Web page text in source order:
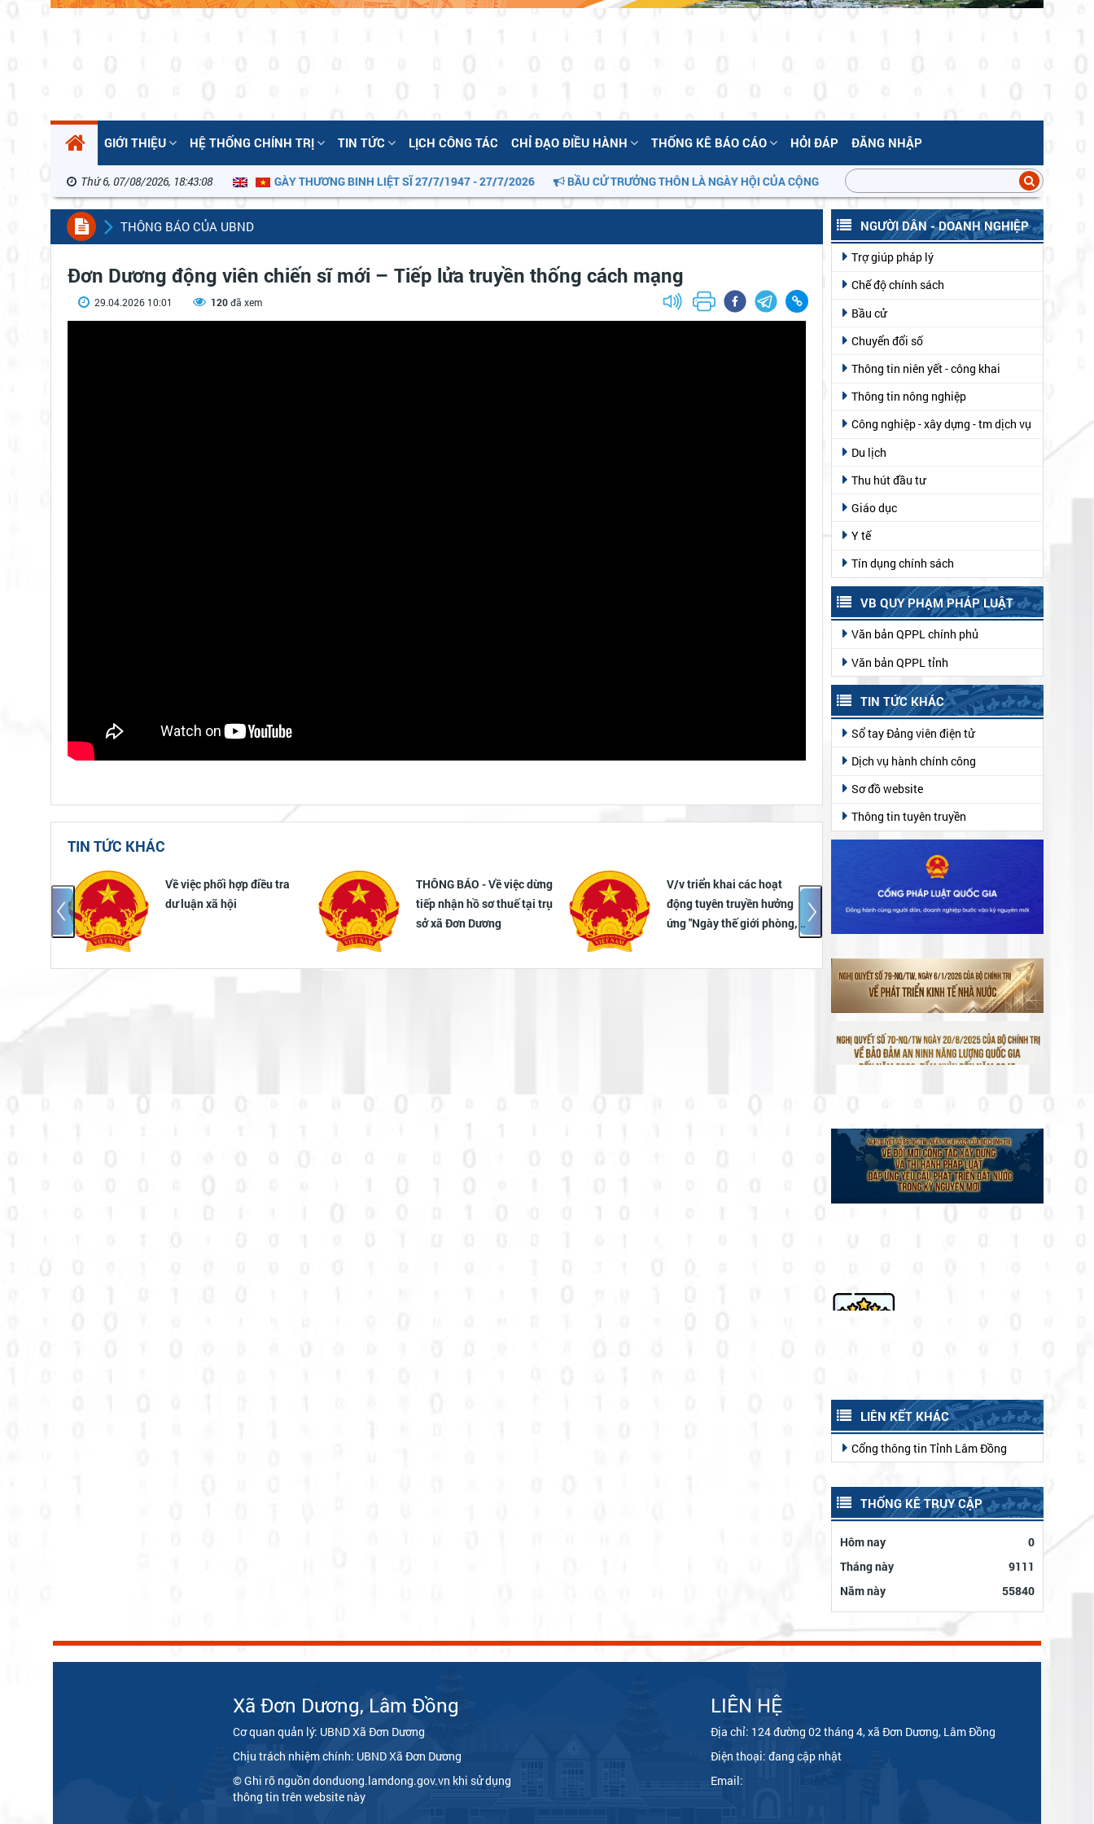
GIỚI THIỆU HỆ THỐNG CHÍNH TRỊ TIN TỨC LỊCH CÔNG TÁC CHỈ ĐẠO ĐIỀU HÀNH THỐNG KÊ BÁO CÁO HỎI ĐÁP ĐĂNG NHẬP
Thứ 6, 07/08/2026, 18:43:08KỶ NIỆM 79 NĂM NGÀY THƯƠNG BINH LIỆT SĨ 27/7/1947 - 27/7/2026 BẦU CỬ TRƯỞNG THÔN LÀ NGÀY HỘI CỦA CỘNG ĐỒNG DÂN CƯ!
THÔNG BÁO CỦA UBND
Đơn Dương động viên chiến sĩ mới – Tiếp lửa truyền thống cách mạng
29.04.2026 10:01 120đã xem
TIN TỨC KHÁC
Về việc phối hợp điều tra
dư luận xã hội
THÔNG BÁO - Về việc dừng
tiếp nhận hồ sơ thuế tại trụ
sở xã Đơn Dương
V/v triển khai các hoạt
động tuyên truyền hưởng
ứng "Ngày thế giới phòng,
Thông báo tuyển dụng lao
động phổ thông cho Công
NGƯỜI DÂN - DOANH NGHIỆP
Trợ giúp pháp lý
Chế độ chính sách
Bầu cử
Chuyển đổi số
Thông tin niên yết - công khai
Thông tin nông nghiệp
Công nghiệp - xây dựng - tm dịch vụ
Du lịch
Thu hút đầu tư
Giáo dục
Y tế
Tín dụng chính sách
VB QUY PHẠM PHÁP LUẬT
Văn bản QPPL chính phủ
Văn bản QPPL tỉnh
TIN TỨC KHÁC
Sổ tay Đảng viên điện tử
Dịch vụ hành chính công
Sơ đồ website
Thông tin tuyên truyền
LIÊN KẾT KHÁC
Cổng thông tin Tỉnh Lâm Đồng
THỐNG KÊ TRUY CẬP
Hôm nay
0
Tháng này
9111
Năm này
55840
Xã Đơn Dương, Lâm Đồng
Cơ quan quản lý: UBND Xã Đơn Dương
Chịu trách nhiệm chính: UBND Xã Đơn Dương
© Ghi rõ nguồn donduong.lamdong.gov.vn khi sử dụng
thông tin trên website này
LIÊN HỆ
Địa chỉ: 124 đường 02 tháng 4, xã Đơn Dương, Lâm Đồng
Điện thoại: đang cập nhật
Email: